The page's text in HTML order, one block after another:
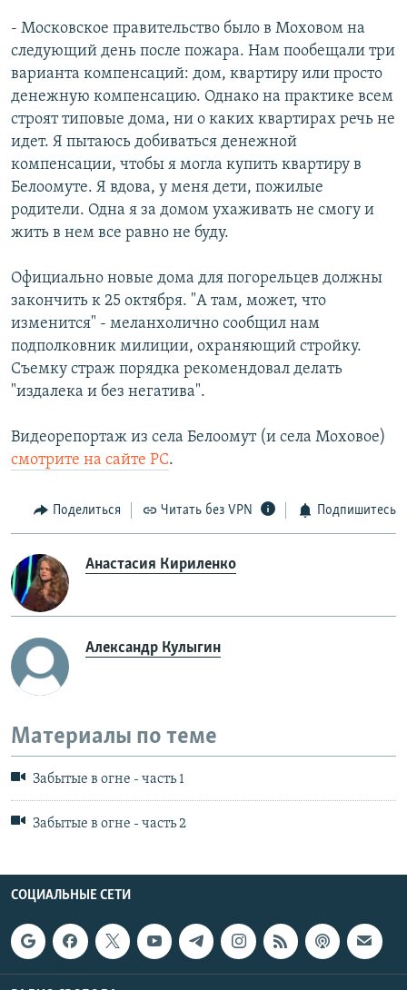
- Московское правительство было в Моховом на
следующий день после пожара. Нам пообещали три
варианта компенсаций: дом, квартиру или просто
денежную компенсацию. Однако на практике всем
строят типовые дома, ни о каких квартирах речь не
идет. Я пытаюсь добиваться денежной
компенсации, чтобы я могла купить квартиру в
Белоомуте. Я вдова, у меня дети, пожилые
родители. Одна я за домом ухаживать не смогу и
жить в нем все равно не буду.
Официально новые дома для погорельцев должны
закончить к 25 октября. "А там, может, что
изменится" - меланхолично сообщил нам
подполковник милиции, охраняющий стройку.
Съемку страж порядка рекомендовал делать
"издалека и без негатива".
Видеорепортаж из села Белоомут (и села Моховое)
смотрите на сайте РС.
Поделиться Читать без VPN Подпишитесь
Анастасия Кириленко
Александр Кулыгин
Материалы по теме
Забытые в огне - часть 1
Забытые в огне - часть 2
СОЦИАЛЬНЫЕ СЕТИ